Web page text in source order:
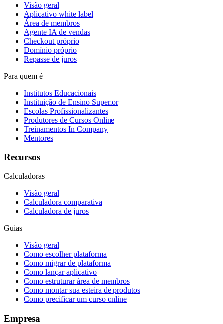
Visão geral
Aplicativo white label
Área de membros
Agente IA de vendas
Checkout próprio
Domínio próprio
Repasse de juros
Para quem é
Institutos Educacionais
Instituição de Ensino Superior
Escolas Profissionalizantes
Produtores de Cursos Online
Treinamentos In Company
Mentores
Recursos
Calculadoras
Visão geral
Calculadora comparativa
Calculadora de juros
Guias
Visão geral
Como escolher plataforma
Como migrar de plataforma
Como lançar aplicativo
Como estruturar área de membros
Como montar sua esteira de produtos
Como precificar um curso online
Empresa